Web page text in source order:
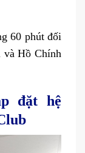
60 phút đối
và Hồ Chính
đặt hệ